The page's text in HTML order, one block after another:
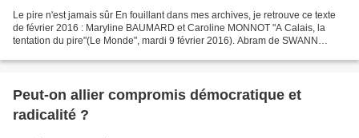
Le pire n'est jamais sûr En fouillant dans mes archives, je retrouve ce texte
de février 2016 : Maryline BAUMARD et Caroline MONNOT "A Calais, la
tentation du pire"(Le Monde", mardi 9 février 2016). Abram de SWANN
Peut-on allier compromis démocratique et
radicalité ?